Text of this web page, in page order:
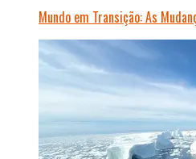
Mundo em Transição: As